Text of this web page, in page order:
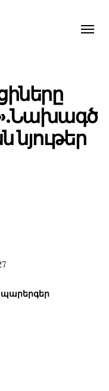
Toggle
պարերգեր